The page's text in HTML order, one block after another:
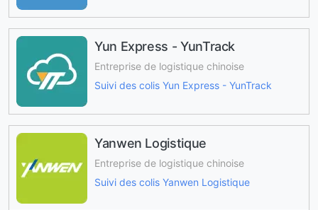
Yun Express - YunTrack
Entreprise de logistique chinoise
Suivi des colis Yun Express - YunTrack
Yanwen Logistique
Entreprise de logistique chinoise
Suivi des colis Yanwen Logistique